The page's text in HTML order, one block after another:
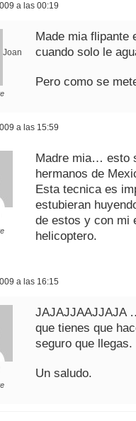
a las 00:19
Joan
Made mia flipante
cuando solo le
Pero como se
a las 15:59
Madre mia… esto
hermanos de
Esta tecnica es
estubieran
de estos y con mi
helicoptero.
a las 16:15
JAJAJJAAJJAJA
que tienes que
seguro que llegas.
Un saludo.